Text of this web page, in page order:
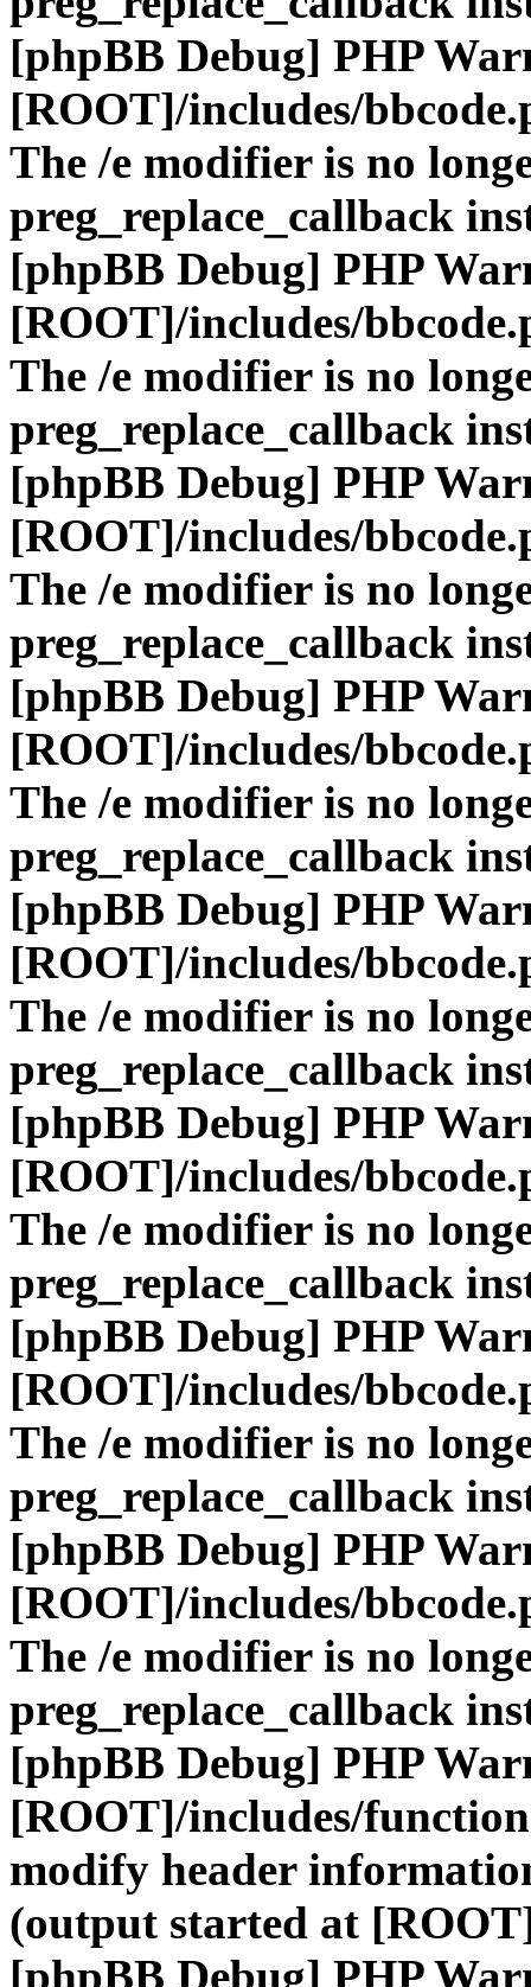
[phpBB Debug] PHP
[ROOT]/includes/
The /e modifier is no
preg_replace_callback
[phpBB Debug] PHP
[ROOT]/includes/
The /e modifier is no
preg_replace_callback
[phpBB Debug] PHP
[ROOT]/includes/
The /e modifier is no
preg_replace_callback
[phpBB Debug] PHP
[ROOT]/includes/
The /e modifier is no
preg_replace_callback
[phpBB Debug] PHP
[ROOT]/includes/
The /e modifier is no
preg_replace_callback
[phpBB Debug] PHP
[ROOT]/includes/
The /e modifier is no
preg_replace_callback
[phpBB Debug] PHP
[ROOT]/includes/
The /e modifier is no
preg_replace_callback
[phpBB Debug] PHP
[ROOT]/includes/
The /e modifier is no
preg_replace_callback
[phpBB Debug] PHP
[ROOT]/includes/
modify header
(output started at
[phpBB Debug] PHP